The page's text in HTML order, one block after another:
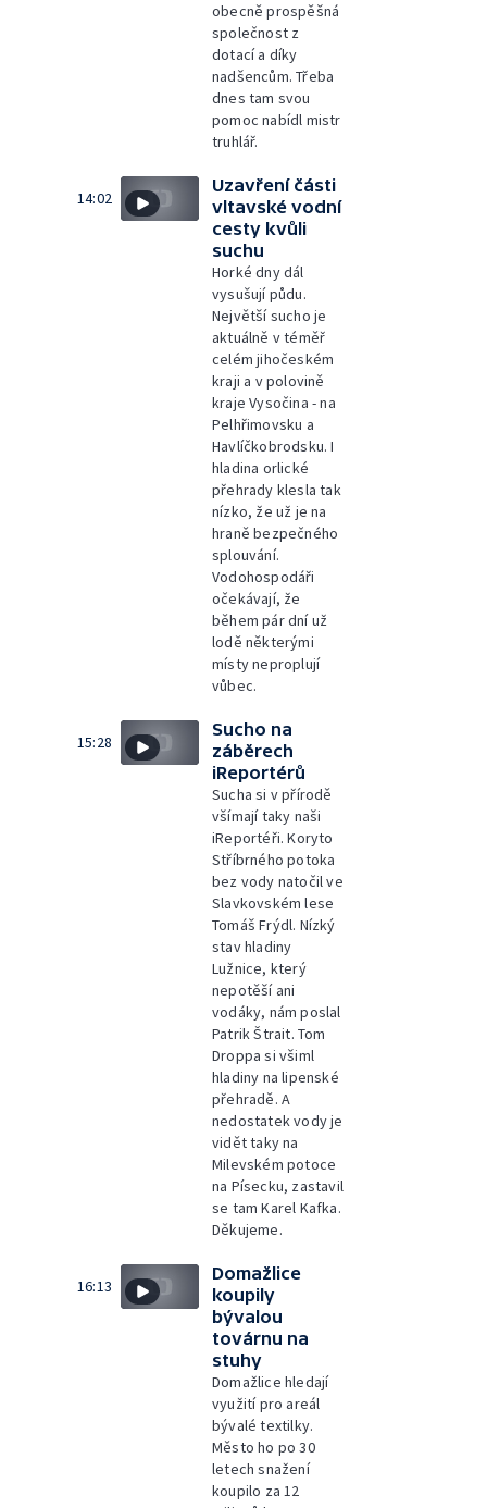
obecně prospěšná
společnost z
dotací a díky
nadšencům. Třeba
dnes tam svou
pomoc nabídl mistr
truhlář.
14:02
Uzavření části
vltavské vodní
cesty kvůli
suchu
Horké dny dál
vysušují půdu.
Největší sucho je
aktuálně v téměř
celém jihočeském
kraji a v polovině
kraje Vysočina - na
Pelhřimovsku a
Havlíčkobrodsku. I
hladina orlické
přehrady klesla tak
nízko, že už je na
hraně bezpečného
splouvání.
Vodohospodáři
očekávají, že
během pár dní už
lodě některými
místy neproplují
vůbec.
15:28
Sucho na
záběrech
iReportérů
Sucha si v přírodě
všímají taky naši
iReportéři. Koryto
Stříbrného potoka
bez vody natočil ve
Slavkovském lese
Tomáš Frýdl. Nízký
stav hladiny
Lužnice, který
nepotěší ani
vodáky, nám poslal
Patrik Štrait. Tom
Droppa si všiml
hladiny na lipenské
přehradě. A
nedostatek vody je
vidět taky na
Milevském potoce
na Písecku, zastavil
se tam Karel Kafka.
Děkujeme.
16:13
Domažlice
koupily
bývalou
továrnu na
stuhy
Domažlice hledají
využití pro areál
bývalé textilky.
Město ho po 30
letech snažení
koupilo za 12